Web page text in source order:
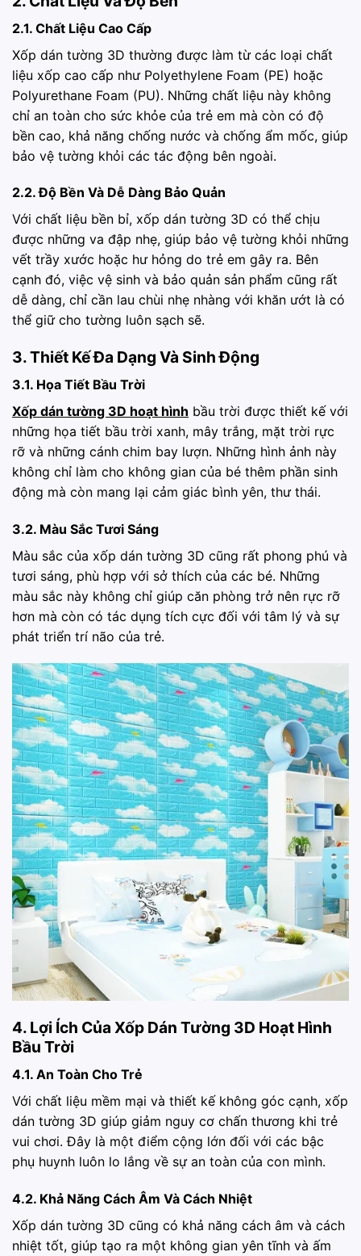
2.1. Chất Liệu Cao Cấp
Xốp dán tường 3D thường được làm từ các loại chất
liệu xốp cao cấp như Polyethylene Foam (PE) hoặc
Polyurethane Foam (PU). Những chất liệu này không
chỉ an toàn cho sức khỏe của trẻ em mà còn có độ
bền cao, khả năng chống nước và chống ẩm mốc, giúp
bảo vệ tường khỏi các tác động bên ngoài.
2.2. Độ Bền Và Dễ Dàng Bảo Quản
Với chất liệu bền bỉ, xốp dán tường 3D có thể chịu
được những va đập nhẹ, giúp bảo vệ tường khỏi những
vết trầy xước hoặc hư hỏng do trẻ em gây ra. Bên
cạnh đó, việc vệ sinh và bảo quản sản phẩm cũng rất
dễ dàng, chỉ cần lau chùi nhẹ nhàng với khăn ướt là có
thể giữ cho tường luôn sạch sẽ.
3. Thiết Kế Đa Dạng Và Sinh Động
3.1. Họa Tiết Bầu Trời
Xốp dán tường 3D hoạt hình bầu trời được thiết kế với
những họa tiết bầu trời xanh, mây trắng, mặt trời rực
rỡ và những cánh chim bay lượn. Những hình ảnh này
không chỉ làm cho không gian của bé thêm phần sinh
động mà còn mang lại cảm giác bình yên, thư thái.
3.2. Màu Sắc Tươi Sáng
Màu sắc của xốp dán tường 3D cũng rất phong phú và
tươi sáng, phù hợp với sở thích của các bé. Những
màu sắc này không chỉ giúp căn phòng trở nên rực rỡ
hơn mà còn có tác dụng tích cực đối với tâm lý và sự
phát triển trí não của trẻ.
4. Lợi Ích Của Xốp Dán Tường 3D Hoạt Hình
Bầu Trời
4.1. An Toàn Cho Trẻ
Với chất liệu mềm mại và thiết kế không góc cạnh, xốp
dán tường 3D giúp giảm nguy cơ chấn thương khi trẻ
vui chơi. Đây là một điểm cộng lớn đối với các bậc
phụ huynh luôn lo lắng về sự an toàn của con mình.
4.2. Khả Năng Cách Âm Và Cách Nhiệt
Xốp dán tường 3D cũng có khả năng cách âm và cách
nhiệt tốt, giúp tạo ra một không gian yên tĩnh và ấm